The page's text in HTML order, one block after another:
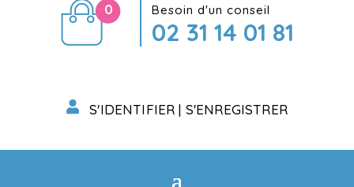
0 Besoin d'un conseil
02 31 14 01 81
S'IDENTIFIER | S'ENREGISTRER